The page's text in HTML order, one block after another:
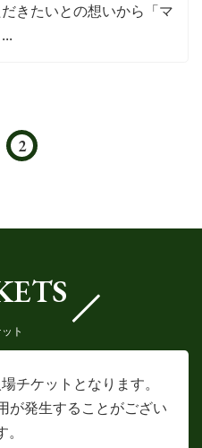
きたいとの想いから「マ
2
ト
チケットとなります。
が発生することがござい